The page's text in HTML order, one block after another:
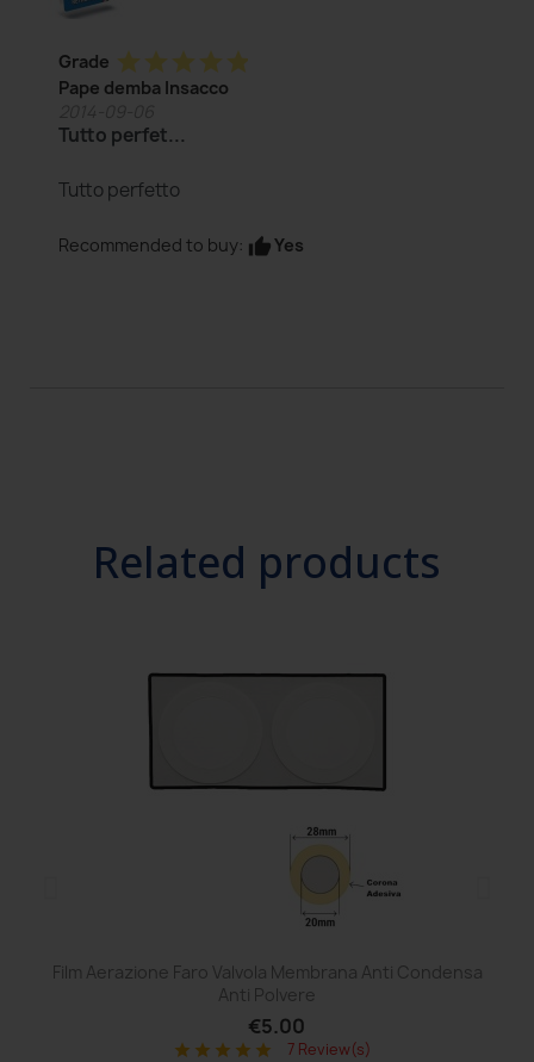
Grade star star star star star
Pape demba Insacco
Tutto perfet...
Tutto perfetto
Recommended to buy: thumb_upYes
Related products
Film Aerazione Faro Valvola Membrana Anti Condensa
Anti Polvere
€5.00
star star star star star 7 Review(s)